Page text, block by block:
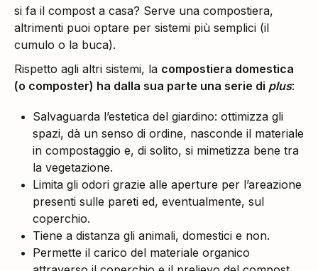
si fa il compost a casa? Serve una compostiera,
altrimenti puoi optare per sistemi più semplici (il
cumulo o la buca).
Rispetto agli altri sistemi, la compostiera domestica
(o composter) ha dalla sua parte una serie di plus:
Salvaguarda l’estetica del giardino: ottimizza gli
spazi, dà un senso di ordine, nasconde il materiale
in compostaggio e, di solito, si mimetizza bene tra
la vegetazione.
Limita gli odori grazie alle aperture per l’areazione
presenti sulle pareti ed, eventualmente, sul
coperchio.
Tiene a distanza gli animali, domestici e non.
Permette il carico del materiale organico